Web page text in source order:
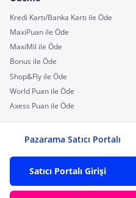
Kredi Kartı/Banka Kartı ile Öde
MaxiPuan ile Öde
MaxiMil ile Öde
Bonus ile Öde
Shop&Fly ile Öde
World Puan ile Öde
Axess Puan ile Öde
Pazarama Satıcı Portalı
Satıcı Portalı Girişi